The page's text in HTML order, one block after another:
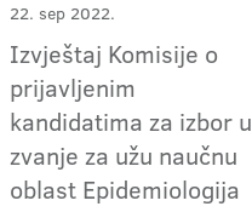
22. sep 2022.
Izvještaj Komisije o
prijavljenim
kandidatima za izbor u
zvanje za užu naučnu
oblast Epidemiologija